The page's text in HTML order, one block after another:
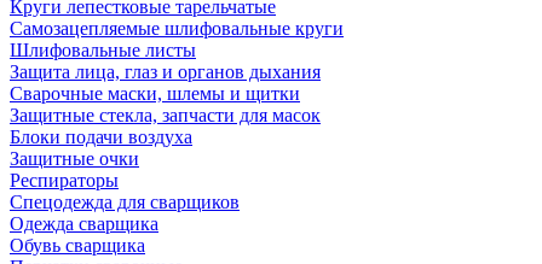
Круги лепестковые тарельчатые
Самозацепляемые шлифовальные круги
Шлифовальные листы
Защита лица, глаз и органов дыхания
Сварочные маски, шлемы и щитки
Защитные стекла, запчасти для масок
Блоки подачи воздуха
Защитные очки
Респираторы
Спецодежда для сварщиков
Одежда сварщика
Обувь сварщика